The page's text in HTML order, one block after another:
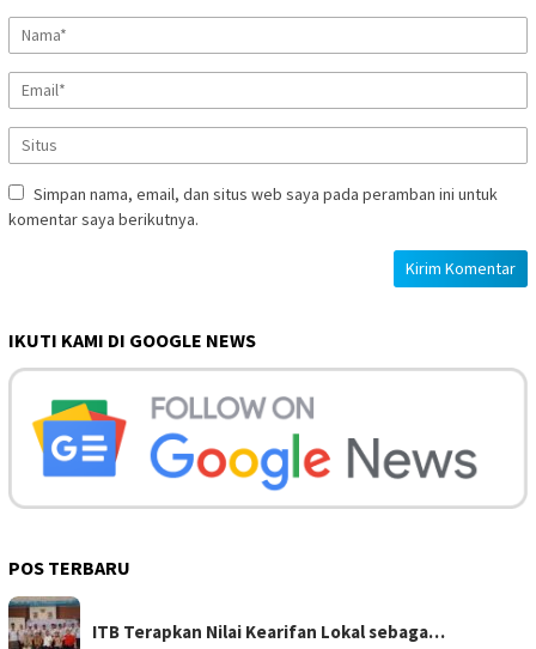
Simpan nama, email, dan situs web saya pada peramban ini untuk
komentar saya berikutnya.
IKUTI KAMI DI GOOGLE NEWS
POS TERBARU
ITB Terapkan Nilai Kearifan Lokal sebaga…